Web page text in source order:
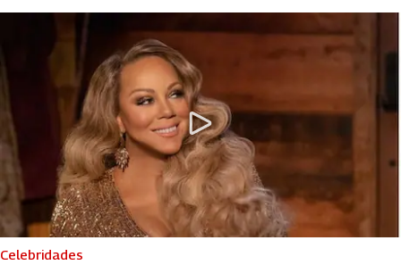
Celebridades